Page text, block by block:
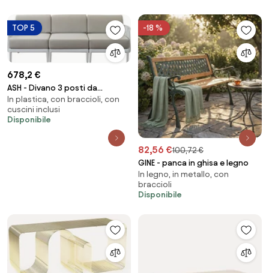
TOP 5
678,2 €
ASH - Divano 3 posti da
giardino in polipropilene
In plastica, con braccioli, con
cuscini inclusi
Disponibile
-18 %
82,56 €100,72 €
GINE - panca in ghisa e legno
In legno, in metallo, con
braccioli
Disponibile